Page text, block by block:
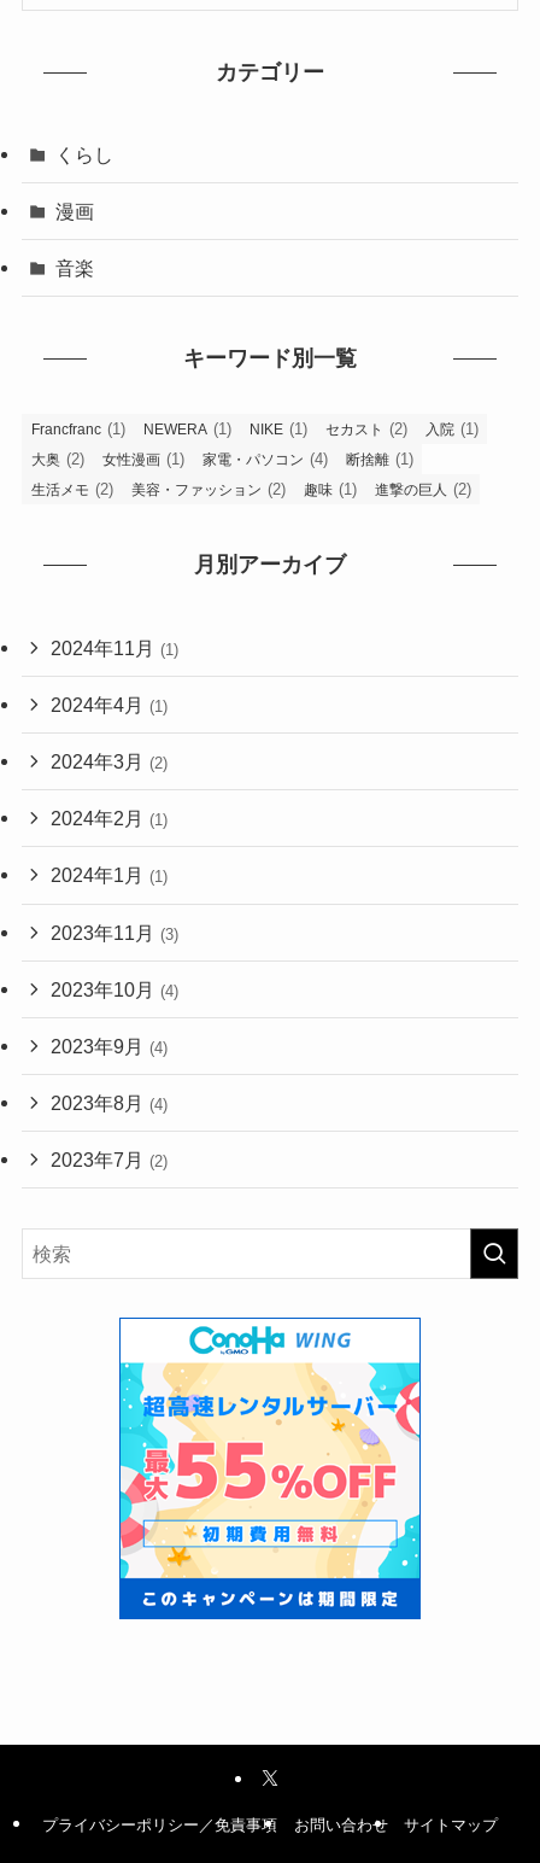
カテゴリー
くらし
漫画
音楽
キーワード別一覧
Francfranc (1) NEWERA (1) NIKE (1) セカスト (2) 入院 (1)
大奥 (2) 女性漫画 (1) 家電・パソコン (4) 断捨離 (1)
生活メモ (2) 美容・ファッション (2) 趣味 (1) 進撃の巨人 (2)
月別アーカイブ
2024年11月 (1)
2024年4月 (1)
2024年3月 (2)
2024年2月 (1)
2024年1月 (1)
2023年11月 (3)
2023年10月 (4)
2023年9月 (4)
2023年8月 (4)
2023年7月 (2)
プライバシーポリシー／免責事項 お問い合わせ サイトマップ